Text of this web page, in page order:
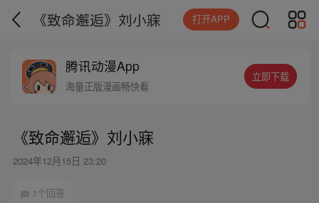
《致命邂逅》刘小寐 打开APP
腾讯动漫App
海量正版漫画畅快看
立即下载
《致命邂逅》刘小寐
2024年12月15日 23:20
1个回答